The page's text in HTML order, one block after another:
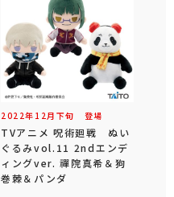
2022年 12 月 下旬 登場
TVアニメ 呪術廻戦 ぬい
ぐるみvol.11 2ndエンデ
ィングver. 禪院真希＆狗
巻棘＆パンダ